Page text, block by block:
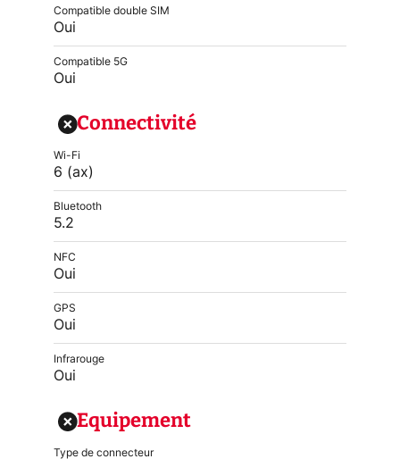
Compatible double SIM
Oui
Compatible 5G
Oui
Connectivité
Wi-Fi
6 (ax)
Bluetooth
5.2
NFC
Oui
GPS
Oui
Infrarouge
Oui
Equipement
Type de connecteur